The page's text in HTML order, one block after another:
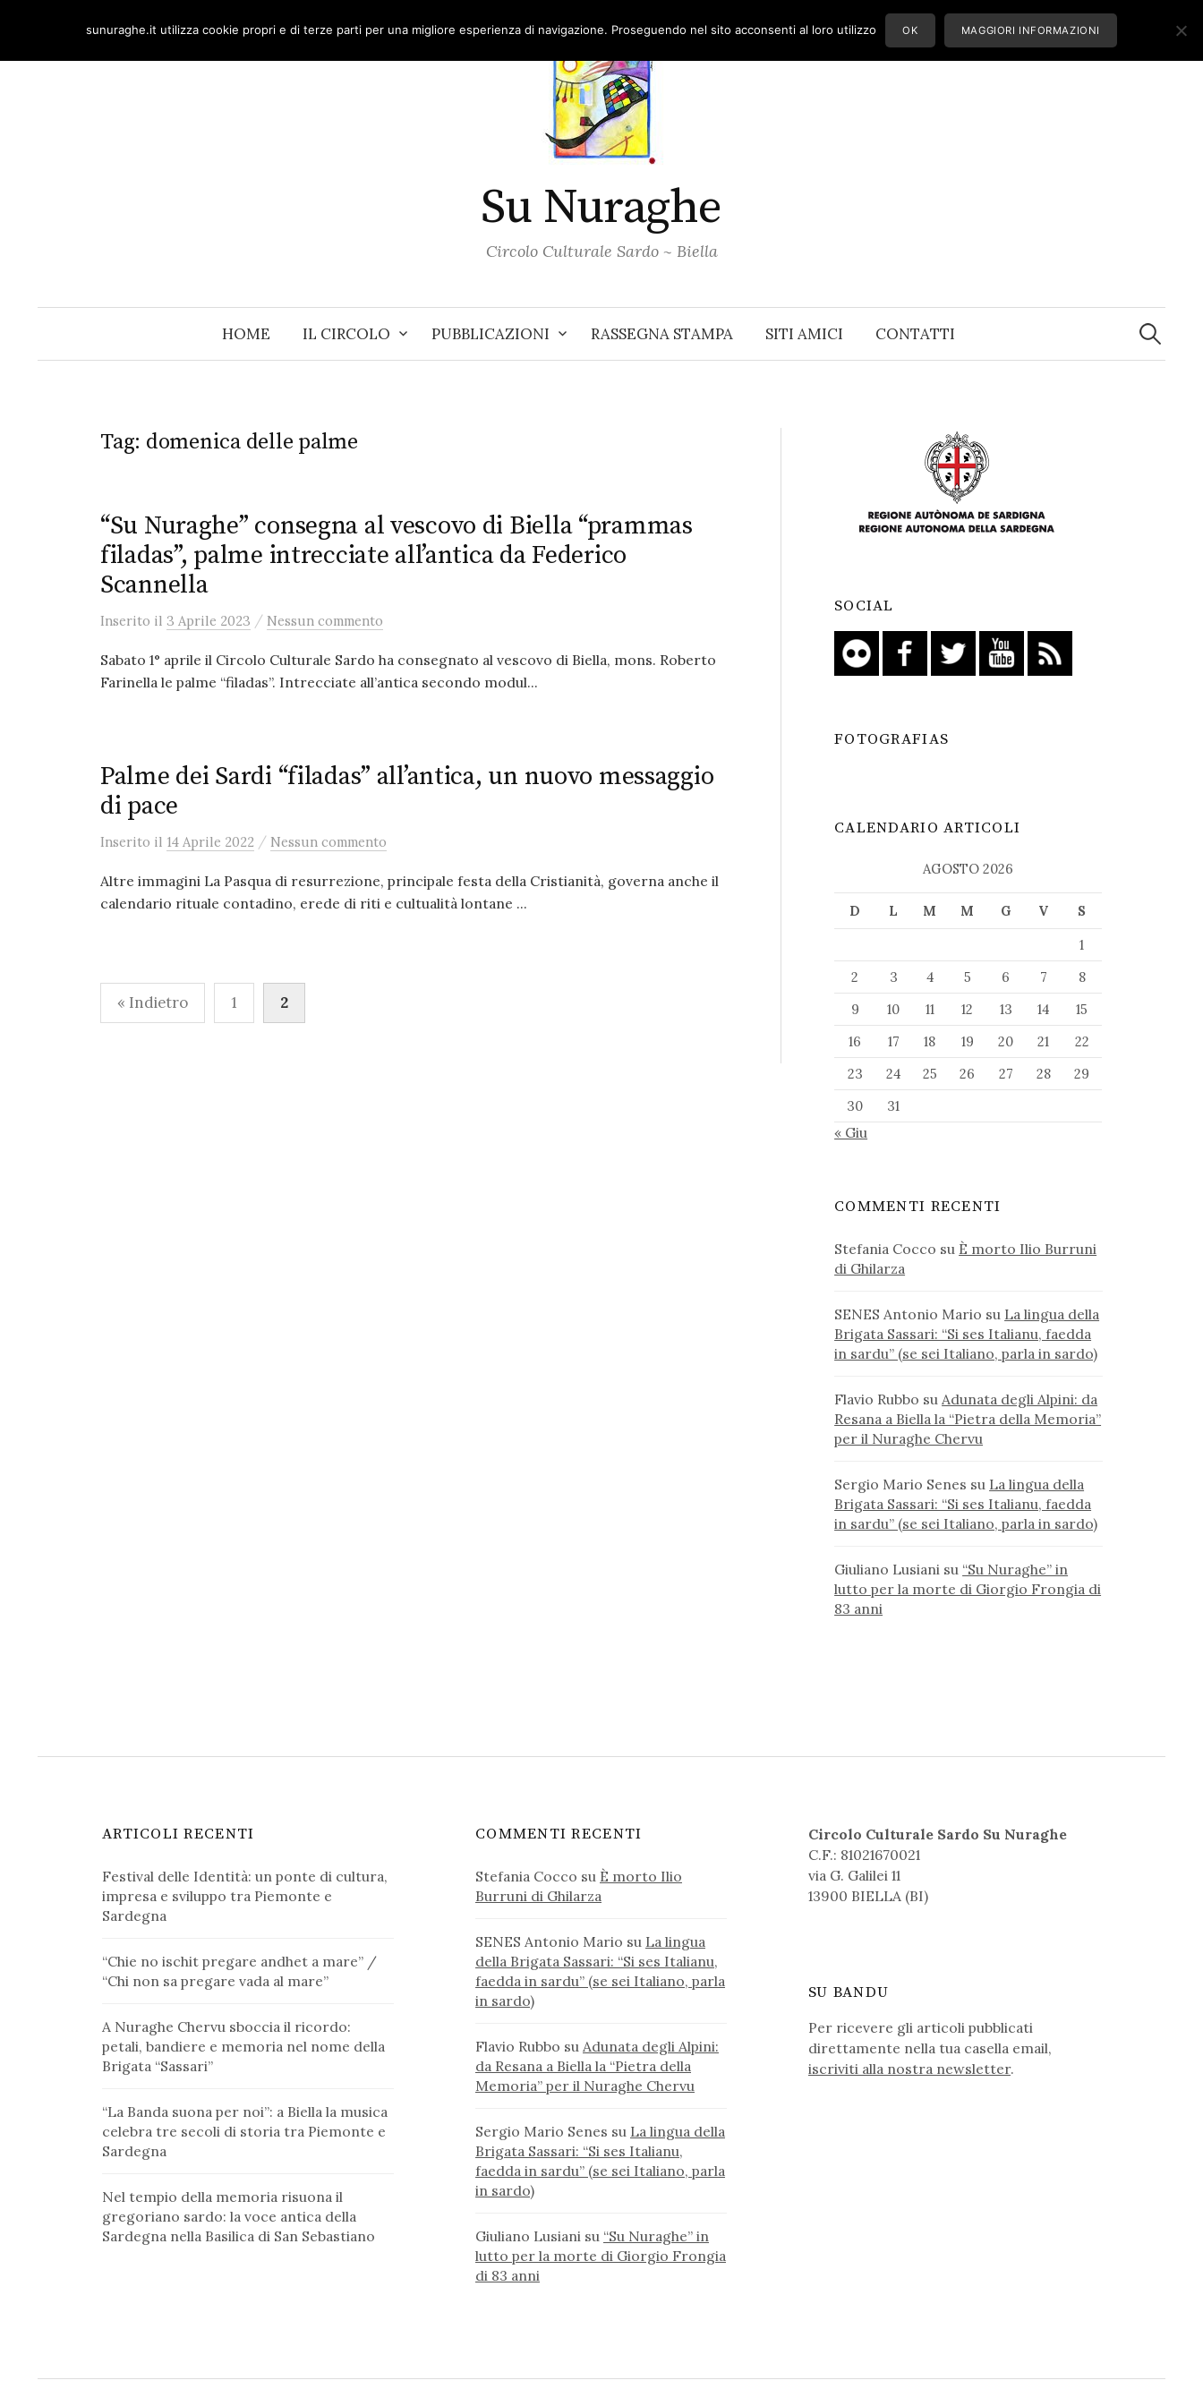
content
Su Nuraghe
Circolo Culturale Sardo ~ Biella
HOME IL CIRCOLO PUBBLICAZIONI RASSEGNA STAMPA SITI AMICI CONTATTI
Ricerca
per:
Tag: domenica delle palme
“Su Nuraghe” consegna al vescovo di Biella “prammas
filadas”, palme intrecciate all’antica da Federico
Scannella
Inserito il 3 Aprile 2023 / Nessun commento
Sabato 1° aprile il Circolo Culturale Sardo ha consegnato al vescovo di Biella, mons. Roberto
Farinella le palme “filadas”. Intrecciate all’antica secondo modul...
Palme dei Sardi “filadas” all’antica, un nuovo messaggio
di pace
Inserito il 14 Aprile 2022 / Nessun commento
Altre immagini La Pasqua di resurrezione, principale festa della Cristianità, governa anche il
calendario rituale contadino, erede di riti e cultualità lontane ...
Paginazione
« Indietro 1 2
SOCIAL
FOTOGRAFIAS
CALENDARIO ARTICOLI
AGOSTO 2026
D L M M G V
S
1
2
3 4 5 6 7
8
9
10 11 12 13 14
15
16
17 18 19 20 21
22
23
24 25 26 27 28
29
30
31
« Giu
COMMENTI RECENTI
Stefania Cocco su È morto Ilio Burruni
di Ghilarza
SENES Antonio Mario su La lingua della
Brigata Sassari: “Si ses Italianu, faedda
in sardu” (se sei Italiano, parla in sardo)
Flavio Rubbo su Adunata degli Alpini: da
Resana a Biella la “Pietra della Memoria”
per il Nuraghe Chervu
Sergio Mario Senes su La lingua della
Brigata Sassari: “Si ses Italianu, faedda
in sardu” (se sei Italiano, parla in sardo)
Giuliano Lusiani su “Su Nuraghe” in
lutto per la morte di Giorgio Frongia di
83 anni
ARTICOLI RECENTI
Festival delle Identità: un ponte di cultura,
impresa e sviluppo tra Piemonte e
Sardegna
“Chie no ischit pregare andhet a mare” /
“Chi non sa pregare vada al mare”
A Nuraghe Chervu sboccia il ricordo:
petali, bandiere e memoria nel nome della
Brigata “Sassari”
“La Banda suona per noi”: a Biella la musica
celebra tre secoli di storia tra Piemonte e
Sardegna
Nel tempio della memoria risuona il
gregoriano sardo: la voce antica della
Sardegna nella Basilica di San Sebastiano
COMMENTI RECENTI
Stefania Cocco su È morto Ilio
Burruni di Ghilarza
SENES Antonio Mario su La lingua
della Brigata Sassari: “Si ses Italianu,
faedda in sardu” (se sei Italiano, parla
in sardo)
Flavio Rubbo su Adunata degli Alpini:
da Resana a Biella la “Pietra della
Memoria” per il Nuraghe Chervu
Sergio Mario Senes su La lingua della
Brigata Sassari: “Si ses Italianu,
faedda in sardu” (se sei Italiano, parla
in sardo)
Giuliano Lusiani su “Su Nuraghe” in
lutto per la morte di Giorgio Frongia
di 83 anni
Circolo Culturale Sardo Su Nuraghe
C.F.: 81021670021
via G. Galilei 11
13900 BIELLA (BI)
SU BANDU
Per ricevere gli articoli pubblicati
direttamente nella tua casella email,
iscriviti alla nostra newsletter.
sunuraghe.it utilizza cookie propri e di terze parti per una migliore esperienza di navigazione. Proseguendo nel sito acconsenti al loro utilizzo OK MAGGIORI INFORMAZIONI